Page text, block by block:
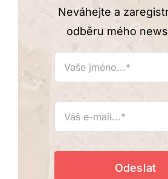
Neváhejte a
odběru mého